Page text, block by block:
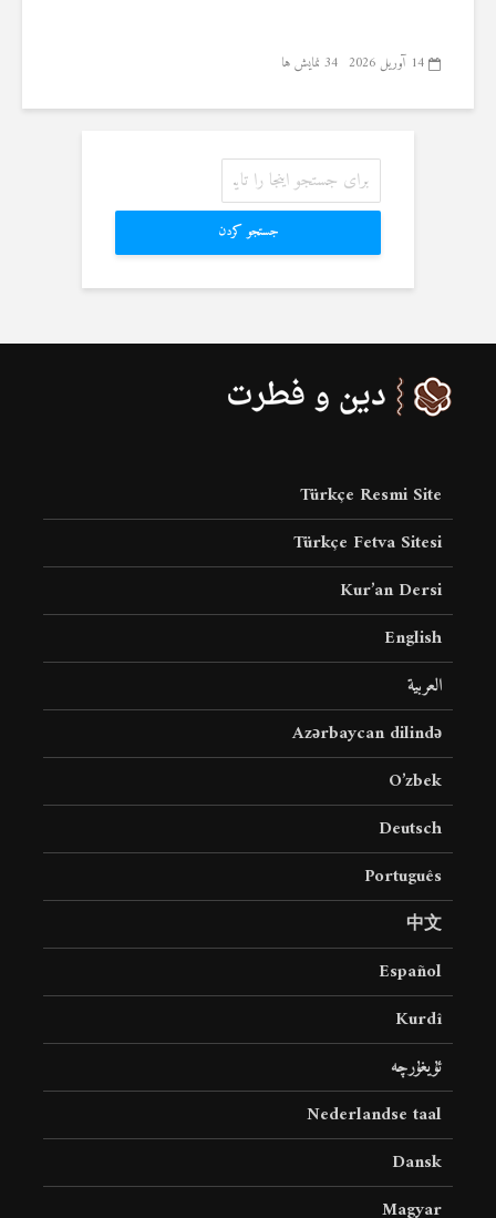
14 آوریل 2026 34 نمایش ها
جستجو کردن
Türkçe Resmi Site
Türkçe Fetva Sitesi
Kur’an Dersi
English
العربية
Azərbaycan dilində
O’zbek
Deutsch
Português
中文
Español
Kurdî
ئۇيغۇرچە
Nederlandse taal
Dansk
Magyar